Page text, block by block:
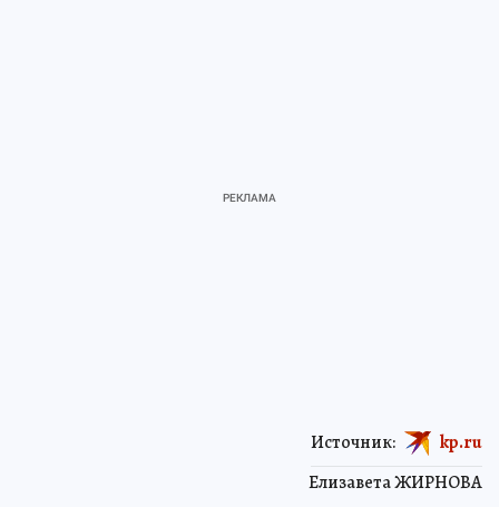
Елизавета ЖИРНОВА
Источник: kp.ru